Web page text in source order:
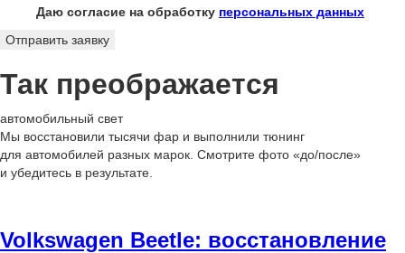
Даю согласие на обработку персональных данных
Отправить заявку
Так преображается
автомобильный свет
Мы восстановили тысячи фар и выполнили тюнинг
для автомобилей разных марок. Смотрите фото «до/после»
и убедитесь в результате.
Volkswagen Beetle: восстановление